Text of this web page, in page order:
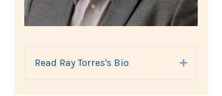
Read Ray Torres's Bio Expand